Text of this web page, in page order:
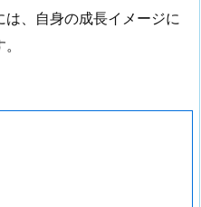
、自身の成長イメージに